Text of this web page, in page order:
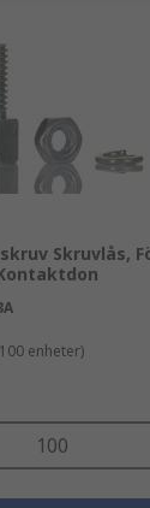
Skruvlås,
enheter)